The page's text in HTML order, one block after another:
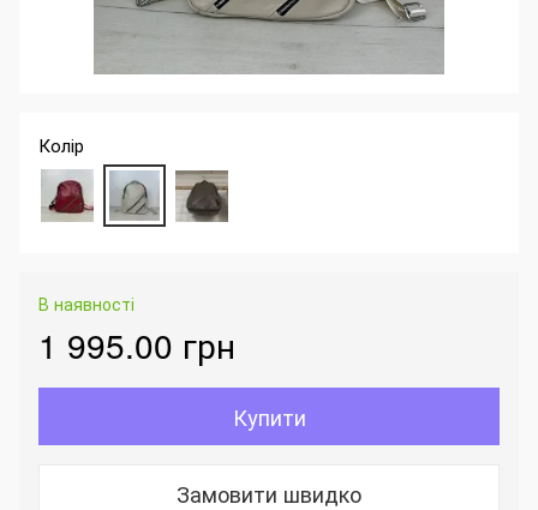
Колір
В наявності
1 995.00 грн
Купити
Замовити швидко